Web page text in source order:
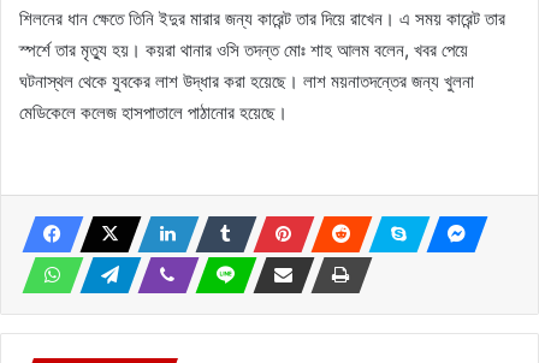
শিলনের ধান ক্ষেতে তিনি ইদুর মারার জন্য কারেন্ট তার দিয়ে রাখেন। এ সময় কারেন্ট তার
স্পর্শে তার মৃত্যু হয়। কয়রা থানার ওসি তদন্ত মোঃ শাহ আলম বলেন, খবর পেয়ে
ঘটনাস্থল থেকে যুবকের লাশ উদ্ধার করা হয়েছে। লাশ ময়নাতদন্তের জন্য খুলনা
মেডিকেলে কলেজ হাসপাতালে পাঠানোর হয়েছে।